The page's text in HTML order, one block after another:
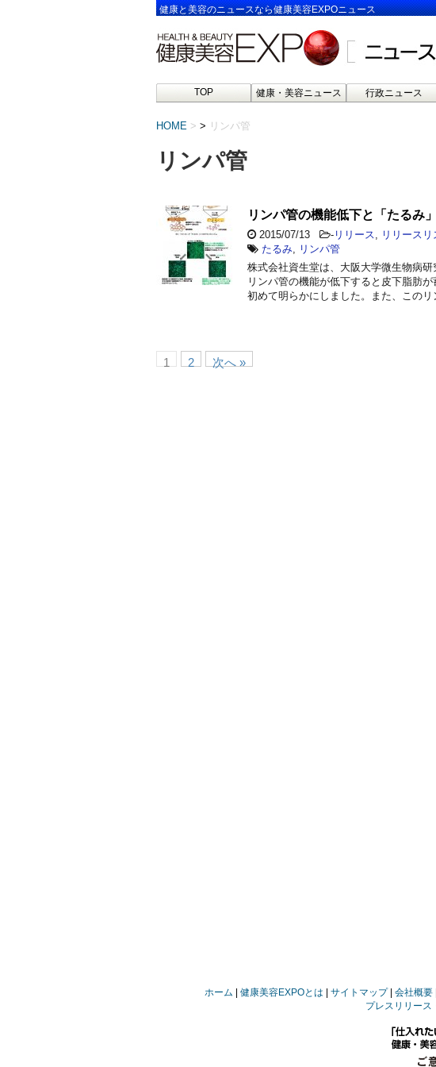
健康と美容のニュースなら健康美容EXPOニュース
TOP 健康・美容ニュース 行政ニュース
HOME > リンパ管
リンパ管
リンパ管の機能低下と「たるみ
2015/07/13 - リリース リリースリ
たるみ
リンパ管
株式会社資生堂は、大阪大学微生物病
リンパ管の機能が低下すると皮下脂肪
初めて明らかにしました。また、このリ
1 2 次へ »
ホーム 健康美容EXPOとは サイトマップ 会社概要
プレスリリース